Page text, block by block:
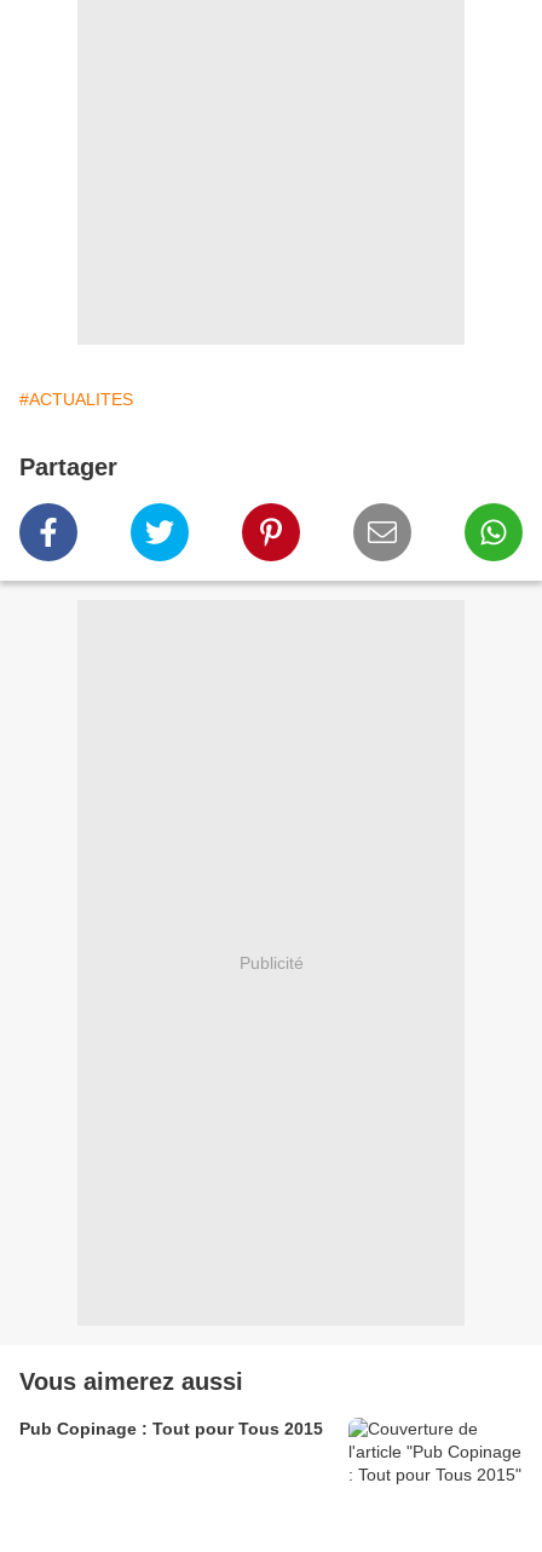
#ACTUALITES
Partager
Publicité
Vous aimerez aussi
Pub Copinage : Tout pour Tous 2015